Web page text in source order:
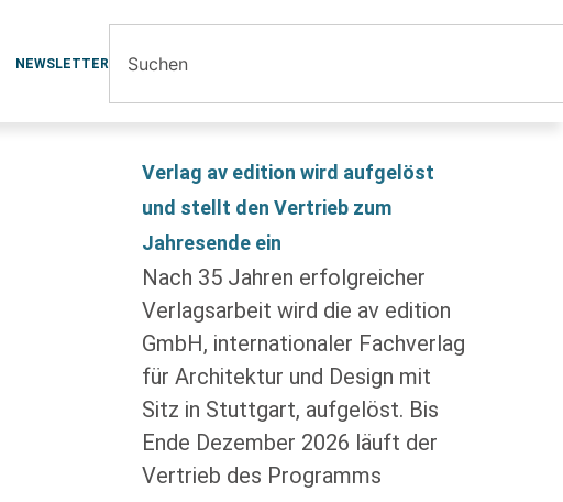
NEWSLETTER
Verlag av edition wird aufgelöst
und stellt den Vertrieb zum
Jahresende ein
Nach 35 Jahren erfolgreicher
Verlagsarbeit wird die av edition
GmbH, internationaler Fachverlag
für Architektur und Design mit
Sitz in Stuttgart, aufgelöst. Bis
Ende Dezember 2026 läuft der
Vertrieb des Programms